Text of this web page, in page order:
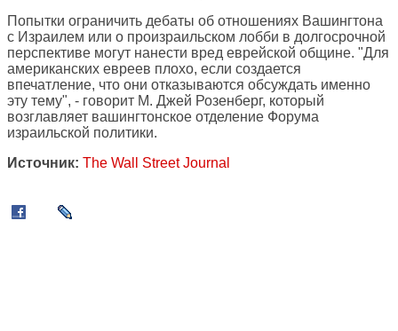
Попытки ограничить дебаты об отношениях Вашингтона
с Израилем или о произраильском лобби в долгосрочной
перспективе могут нанести вред еврейской общине. "Для
американских евреев плохо, если создается
впечатление, что они отказываются обсуждать именно
эту тему", - говорит М. Джей Розенберг, который
возглавляет вашингтонское отделение Форума
израильской политики.
Источник: The Wall Street Journal